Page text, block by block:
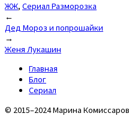
ЖЖ, Сериал Разморозка
Post
navigation
←
Дед Мороз и попрошайки
→
Женя Лукашин
Главная
Блог
Сериал
© 2015–2024 Марина